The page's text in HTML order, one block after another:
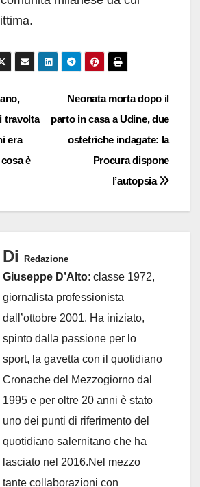
Neonata morta dopo il
parto in casa a Udine, due
ostetriche indagate: la
Procura dispone
l’autopsia
travolta
era
è
Di Redazione
Giuseppe D’Alto: classe 1972,
giornalista professionista
dall’ottobre 2001. Ha iniziato,
spinto dalla passione per lo
sport, la gavetta con il quotidiano
Cronache del Mezzogiorno dal
1995 e per oltre 20 anni è stato
uno dei punti di riferimento del
quotidiano salernitano che ha
lasciato nel 2016.Nel mezzo
tante collaborazioni con